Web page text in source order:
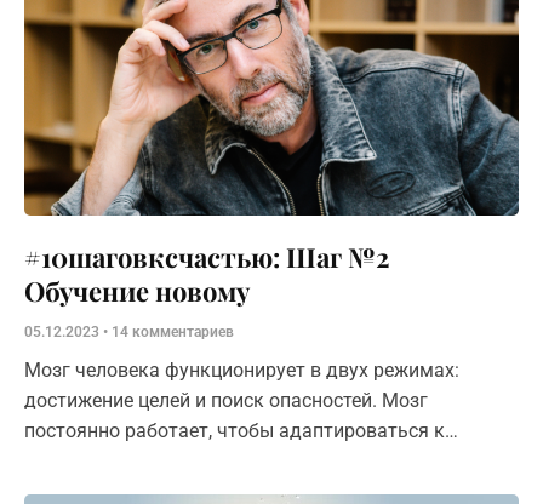
#10шаговксчастью: Шаг №2
Обучение новому
05.12.2023 14 комментариев
Мозг человека функционирует в двух режимах:
достижение целей и поиск опасностей. Мозг
постоянно работает, чтобы адаптироваться к
#10шаговксчастью. Шаг№1: Благодарность.